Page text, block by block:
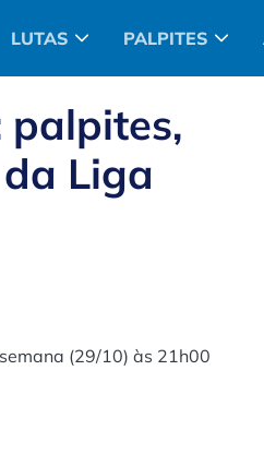
LUTAS PALPITES
palpites,
Liga
(29/10) às 21h00